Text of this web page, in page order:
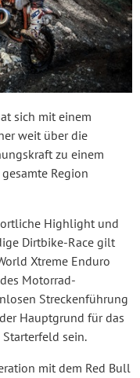
sich mit einem
weit über die
zu einem
Region
Highlight und
Dirtbike-Race gilt
Xtreme Enduro
Motorrad-
Streckenführung
Hauptgrund für das
sein.
mit dem Red Bull